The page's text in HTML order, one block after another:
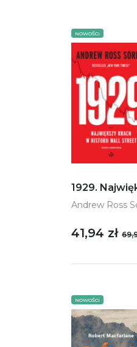
NOWOŚCI
1929.
Andrew Ross
41,94 zł
NOWOŚCI